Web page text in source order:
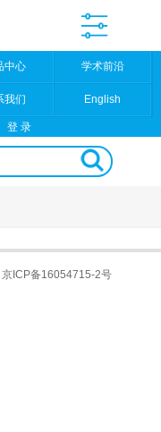
中心 学术前沿
我们 English
登 录
京ICP备16054715-2号